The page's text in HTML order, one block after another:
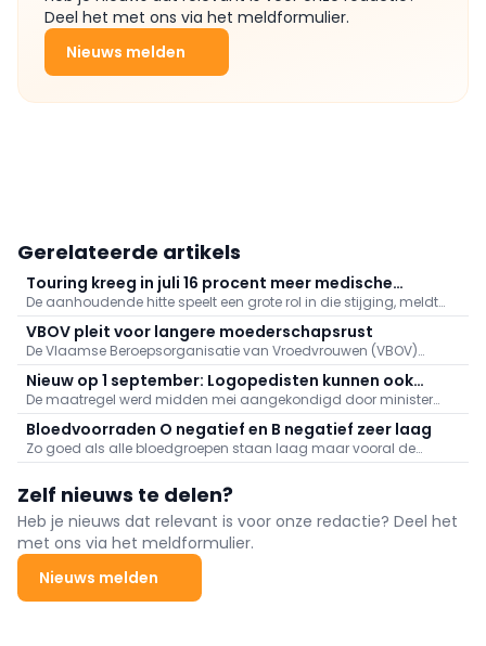
Deel het met ons via het meldformulier.
Nieuws melden
Gerelateerde artikels
Touring kreeg in juli 16 procent meer medische
dossiers binnen: "Hitte speelt grote rol"
De aanhoudende hitte speelt een grote rol in die stijging, meldt
Touring. Er kwamen daarnaast veel oproepen binnen naar
aanleiding van de bosbranden in het zuiden van Europa.
VBOV pleit voor langere moederschapsrust
De Vlaamse Beroepsorganisatie van Vroedvrouwen (VBOV)
vraagt de federale overheid om de moederschapsrust uit te
breiden tot minstens zes maanden na de bevalling.
Nieuw op 1 september: Logopedisten kunnen ook
videoconsultaties aanbieden
De maatregel werd midden mei aangekondigd door minister
van Volksgezondheid Frank Vandenbroucke (Vooruit).
Bloedvoorraden O negatief en B negatief zeer laag
Zo goed als alle bloedgroepen staan laag maar vooral de
voorraden aan O negatief en B negatief baren zorgen.
Zelf nieuws te delen?
Heb je nieuws dat relevant is voor onze redactie? Deel het
met ons via het meldformulier.
Nieuws melden